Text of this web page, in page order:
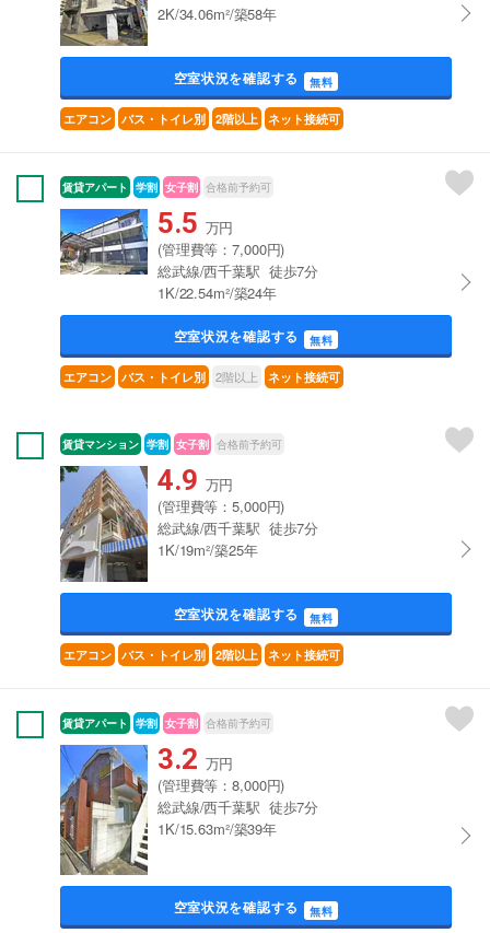
2K/34.06m²/築58年
空室状況を確認する 無料
エアコン バス・トイレ別 2階以上 ネット接続可
賃貸アパート 学割 女子割 合格前予約可
5.5 万円
(管理費等：7,000円)
総武線/西千葉駅 徒歩7分
1K/22.54m²/築24年
空室状況を確認する 無料
エアコン バス・トイレ別 2階以上 ネット接続可
賃貸マンション 学割 女子割 合格前予約可
4.9 万円
(管理費等：5,000円)
総武線/西千葉駅 徒歩7分
1K/19m²/築25年
空室状況を確認する 無料
エアコン バス・トイレ別 2階以上 ネット接続可
賃貸アパート 学割 女子割 合格前予約可
3.2 万円
(管理費等：8,000円)
総武線/西千葉駅 徒歩7分
1K/15.63m²/築39年
空室状況を確認する 無料